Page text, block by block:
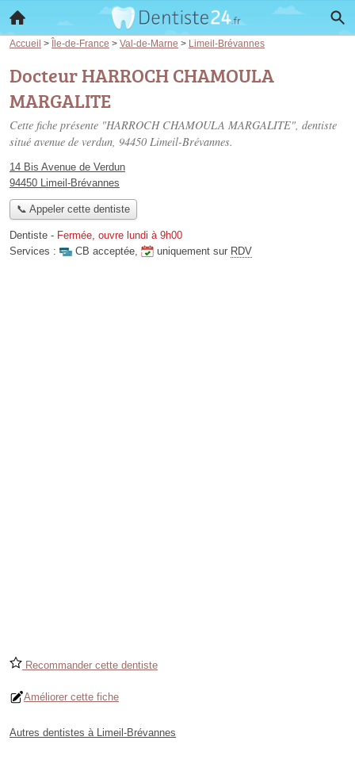
Accueil > Île-de-France > Val-de-Marne > Limeil-Brévannes
Docteur HARROCH CHAMOULA
MARGALITE
Cette fiche présente "HARROCH CHAMOULA MARGALITE", dentiste
situé avenue de verdun, 94450 Limeil-Brévannes.
14 Bis Avenue de Verdun
94450 Limeil-Brévannes
📞 Appeler cette dentiste
Dentiste - Fermée, ouvre lundi à 9h00
Services :
CB acceptée, uniquement sur RDV
Recommander cette dentiste
Améliorer cette fiche
Autres dentistes à Limeil-Brévannes